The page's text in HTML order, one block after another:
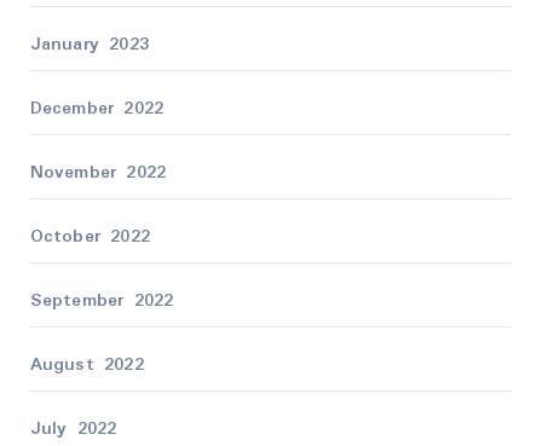
January 2023
December 2022
November 2022
October 2022
September 2022
August 2022
July 2022